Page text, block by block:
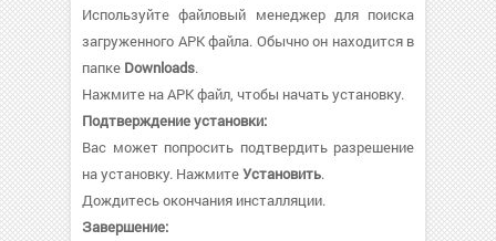
Используйте файловый менеджер для поиска
загруженного APK файла. Обычно он находится в
папке Downloads.
Нажмите на APK файл, чтобы начать установку.
Подтверждение установки:
Вас может попросить подтвердить разрешение
на установку. НажмитеУстановить.
Дождитесь окончания инсталляции.
Завершение: